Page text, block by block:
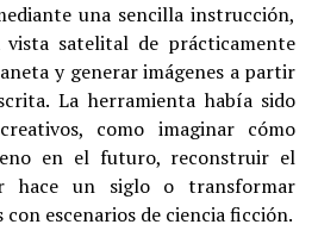
una sencilla instrucción,
satelital de prácticamente
y generar imágenes a partir
La herramienta había sido
como imaginar cómo
en el futuro, reconstruir el
hace un siglo o transformar
escenarios de ciencia ficción.